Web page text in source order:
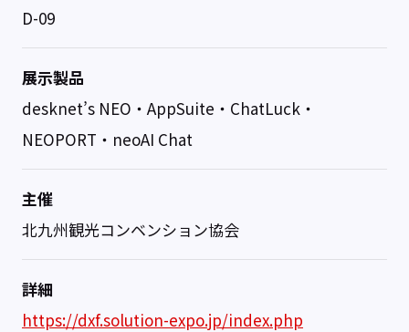
D-09
展示製品
desknet’s NEO・AppSuite・ChatLuck・
NEOPORT・neoAI Chat
主催
北九州観光コンベンション協会
詳細
https://dxf.solution-expo.jp/index.php